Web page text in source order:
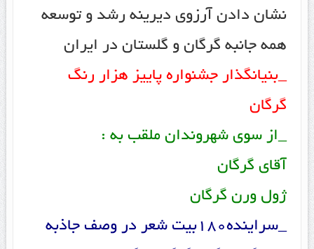
نشان دادن آرزوی دیرینه رشد و توسعه
همه جانبه گرگان و گلستان در ایران
_بنیانگذار جشنواره پاییز هزار رنگ
گرگان
_از سوی شهروندان ملقب به :
آقای گرگان
ژول ورن گرگان
_سراینده180بیت شعر در وصف جاذبه